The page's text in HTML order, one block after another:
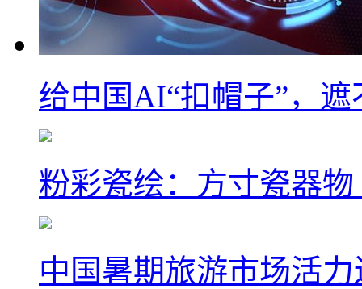
给中国AI“扣帽子”，
粉彩瓷绘：方寸瓷器
中国暑期旅游市场活